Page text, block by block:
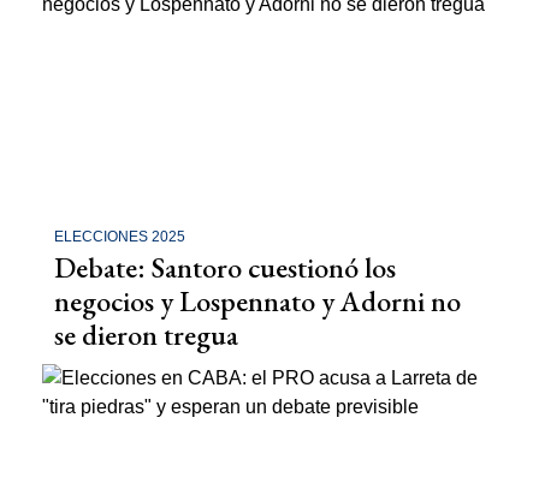
ELECCIONES 2025
Debate: Santoro cuestionó los
negocios y Lospennato y Adorni no
se dieron tregua